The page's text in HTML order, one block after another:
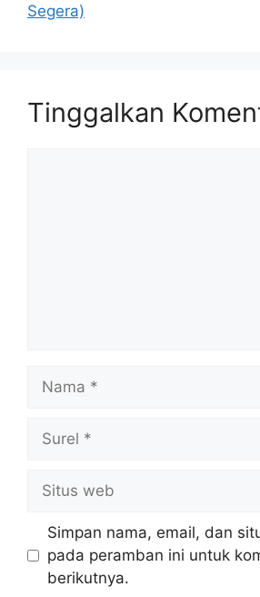
Segera)
Tinggalkan
Nama
Surel
Situs
web
Simpan nama, email, dan
pada peramban ini untuk
berikutnya.